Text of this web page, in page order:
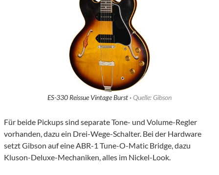
ES-330 Reissue Vintage Burst · Quelle: Gibson
Für beide Pickups sind separate Tone- und Volume-Regler
vorhanden, dazu ein Drei-Wege-Schalter. Bei der Hardware
setzt Gibson auf eine ABR-1 Tune-O-Matic Bridge, dazu
Kluson-Deluxe-Mechaniken, alles im Nickel-Look.